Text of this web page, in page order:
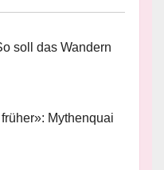
soll das Wandern
Mythenquai